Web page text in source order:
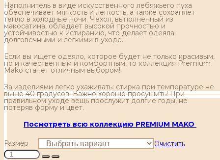
Наполнитель в виде искусственного лебяжьего пуха
обеспечивает мягкость и легкость, а также сохраняет
тепло в холодные ночи. Чехол, выполненный из
макосатина, обладает высокой прочностью и
устойчивостью к истиранию, что делает одеяла
долговечными и легкими в уходе.
Если вы ищете одеяло, которое будет не только красивым,
но и качественным и комфортным, то коллекция Premium
Mako станет отличным выбором!
За изделиями легко ухаживать: стирка при температуре не
выше 40 градусов. Важно хорошо просушить! При
правильном уходе вещь прослужит долгие годы, не
потеряв форму и цвет.
Посмотреть всю коллекцию PREMIUM MAKO
Размер Очистить